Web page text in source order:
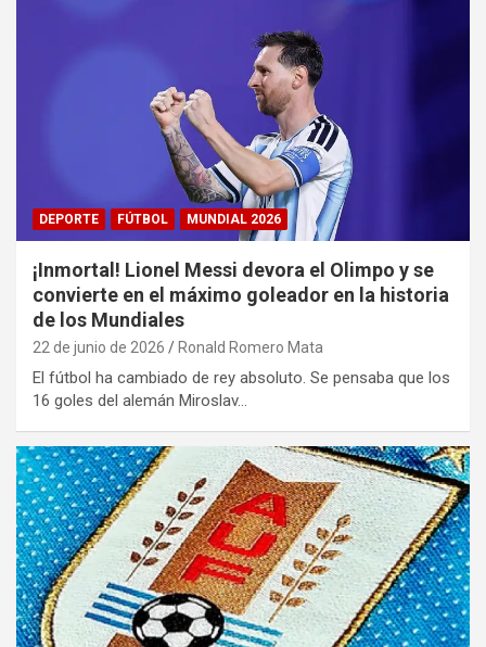
DEPORTE FÚTBOL MUNDIAL 2026
¡Inmortal! Lionel Messi devora el Olimpo y se
convierte en el máximo goleador en la historia
de los Mundiales
22 de junio de 2026 Ronald Romero Mata
El fútbol ha cambiado de rey absoluto. Se pensaba que los
16 goles del alemán Miroslav…